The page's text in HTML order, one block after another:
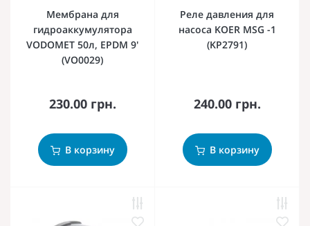
Мембрана для
гидроаккумулятора
VODOMET 50л, EPDM 9'
(VO0029)
230.00 грн.
В корзину
Реле давления для
насоса KOER MSG -1
(KP2791)
240.00 грн.
В корзину